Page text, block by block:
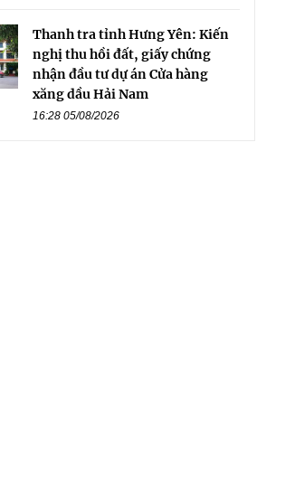
Thanh tra tỉnh Hưng Yên: Kiến
nghị thu hồi đất, giấy chứng
nhận đầu tư dự án Cửa hàng
xăng dầu Hải Nam
16:28 05/08/2026